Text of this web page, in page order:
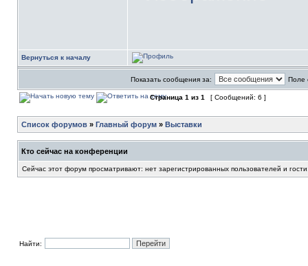
Вернуться к началу
Показать сообщения за: Поле
Страница 1 из 1 [ Сообщений: 6 ]
Список форумов » Главный форум » Выставки
Кто сейчас на конференции
Сейчас этот форум просматривают: нет зарегистрированных пользователей и
Найти: